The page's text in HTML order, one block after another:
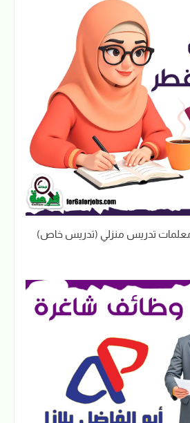
تدريس منزلي (تدريس خاص)